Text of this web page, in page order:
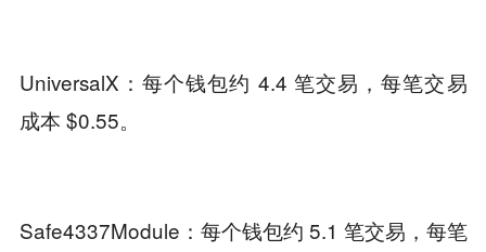
UniversalX：每个钱包约 4.4 笔交易，每笔交易
成本 $0.55。
Safe4337Module：每个钱包约 5.1 笔交易，每笔